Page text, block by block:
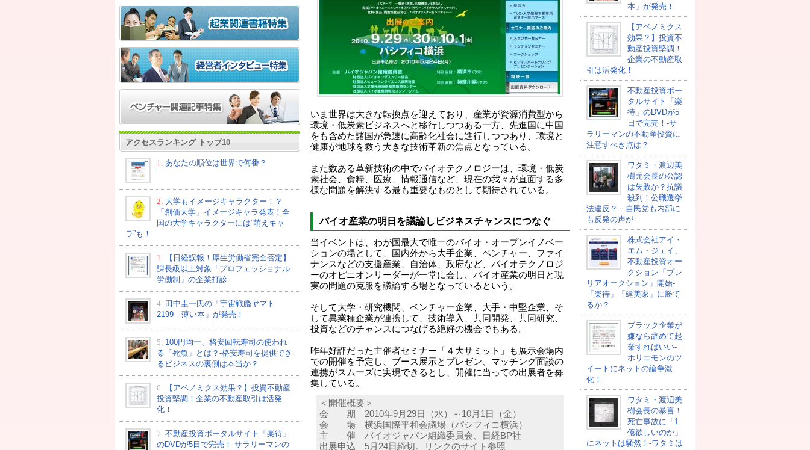
アクセスランキング トップ10
1. あなたの順位は世界で何番？
2. 大学もイメージキャラクター！？
「創価大学」イメージキャラ発表！全
国の大学キャラクターには”萌えキャ
ラ”も！
3.
【日経誤報！厚生労働省完全否定】
課長級以上対象「プロフェッショナル
労働制」の企業打診
4. 田中圭一氏の「宇宙戦艦ヤマト
2199 薄い本」が発売！
5. 100円均一、格安回転寿司の使われ
る「死魚」とは？-格安寿司を提供でき
るビジネスの裏側は本当か？
6.
【アベノミクス効果？】投資不動産
投資堅調！企業の不動産取引は活発
化！
7. 不動産投資ポータルサイト「楽待」
のDVDが5日で完売！-サラリーマンの
いま世界は大きな転換点を迎えており、産業が資源消費型から
環境・低炭素ビジネスへと移行しつつある一方、先進国に中国
をも含めた諸国が急速に高齢化社会に進行しつつあり、環境と
健康が地球を救う大きな技術革新の焦点となっている。
また数ある革新技術の中でバイオテクノロジーは、環境・低炭
素社会、食糧、医療、情報通信など、現在の我々が直面する多
様な問題を解決する最も重要なものとして期待されている。
バイオ産業の明日を議論しビジネスチャンスにつなぐ
当イベントは、わが国最大で唯一のバイオ・オープンイノベー
ションの場として、国内外から大手企業、ベンチャー、ファイ
ナンスなどの支援産業、自治体、政府など、バイオテクノロジ
ーのオピニオンリーダーが一堂に会し、バイオ産業の明日と現
実の問題の克服を議論する場となっているという。
そして大学・研究機関、ベンチャー企業、大手・中堅企業、そ
して異業種企業が連携して、技術導入、共同開発、共同研究、
投資などのチャンスにつなげる絶好の機会でもある。
昨年好評だった主催者セミナー「４大サミット」も展示会場内
での開催を予定し、ブース展示とプレゼン、マッチング面談の
連携がスムーズに実現できるとし、開催に当っての出展者を募
集している。
＜開催概要＞
会 期 2010年9月29日（水）～10月1日（金）
会 場 横浜国際平和会議場（パシフィコ横浜）
主 催 バイオジャパン組織委員会、日経BP社
出展申込 5月24日締切。リンクのサイト参照
本」が発売！
【アベノミクス
効果？】投資不
動産投資堅調！
企業の不動産取
引は活発化！
不動産投資ポー
タルサイト「楽
待」のDVDが5
日で完売！-サ
ラリーマンの不動産投資に
注意すべき点は？
ワタミ・渡辺美
樹元会長の公認
は失敗か？抗議
殺到！公職選挙
法違反？－自民党も内部に
も反発の声が
株式会社アイ・
エム・ジェイ、
不動産投資オー
クション「プレ
リアオークション」開始-
「楽待」「建美家」に勝て
るか？
ブラック企業が
嫌なら辞めて起
業すればいい-
ホリエモンのツ
イートにネットの論争激
化！
ワタミ・渡辺美
樹会長の暴言！
死亡事故に「1
億欲しいのか」
にネットは騒然！-ワタミは